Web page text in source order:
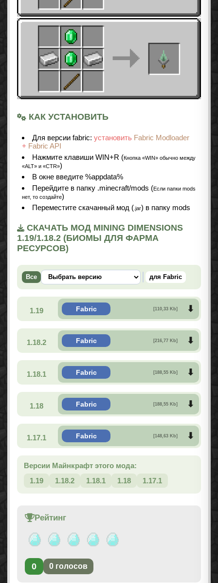
КАК УСТАНОВИТЬ
Для версии fabric: установить Fabric Modloader
+ Fabric API
Нажмите клавиши WIN+R (Кнопка «WIN» обычно между
«ALT» и «CTR»)
В окне введите %appdata%
Перейдите в папку .minecraft/mods (Если папки mods
нет, то создайте)
Переместите скачанный мод ( .jar) в папку mods
СКАЧАТЬ МОД MINING DIMENSIONS
1.19/1.18.2 (БИОМЫ ДЛЯ ФАРМА
РЕСУРСОВ)
Все для Fabric
1.19 Fabric [110,33 Kb]
1.18.2 Fabric [216,77 Kb]
1.18.1 Fabric [188,55 Kb]
1.18 Fabric [188,55 Kb]
1.17.1 Fabric [148,63 Kb]
Версии Майнкрафт этого мода:
1.19
1.18.2 1.18.1 1.18 1.17.1
Рейтинг
0 0 голосов